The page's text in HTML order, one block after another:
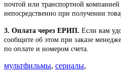
почтой или транспортной
непосредственно при получении
3. Оплата через ЕРИП. Если вам
сообщите об этом при заказе
по оплате и номером счета.
мультфильмы, сериалы,